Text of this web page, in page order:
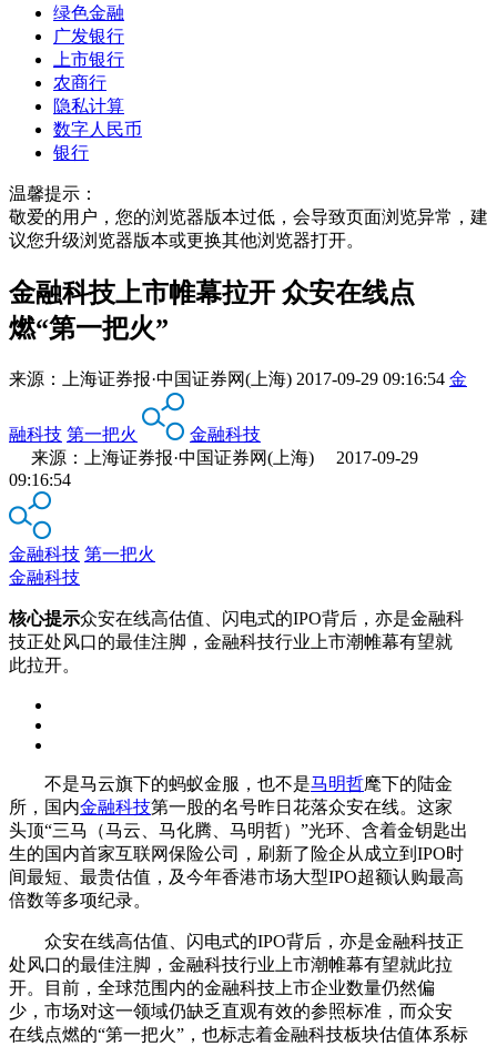
绿色金融
广发银行
上市银行
农商行
隐私计算
数字人民币
银行
温馨提示：
敬爱的用户，您的浏览器版本过低，会导致页面浏览异常，建
议您升级浏览器版本或更换其他浏览器打开。
金融科技上市帷幕拉开 众安在线点
燃“第一把火”
来源： 上海证券报·中国证券网(上海) 2017-09-29 09:16:54 金
融科技 第一把火
金融科技
来源：上海证券报·中国证券网(上海) 2017-09-29
09:16:54
金融科技 第一把火
金融科技
核心提示众安在线高估值、闪电式的IPO背后，亦是金融科
技正处风口的最佳注脚，金融科技行业上市潮帷幕有望就
此拉开。
不是马云旗下的蚂蚁金服，也不是马明哲麾下的陆金
所，国内金融科技第一股的名号昨日花落众安在线。这家
头顶“三马（马云、马化腾、马明哲）”光环、含着金钥匙出
生的国内首家互联网保险公司，刷新了险企从成立到IPO时
间最短、最贵估值，及今年香港市场大型IPO超额认购最高
倍数等多项纪录。
众安在线高估值、闪电式的IPO背后，亦是金融科技正
处风口的最佳注脚，金融科技行业上市潮帷幕有望就此拉
开。目前，全球范围内的金融科技上市企业数量仍然偏
少，市场对这一领域仍缺乏直观有效的参照标准，而众安
在线点燃的“第一把火”，也标志着金融科技板块估值体系标